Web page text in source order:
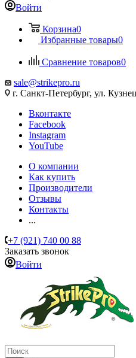
Войти
Корзина0
Избранные товары0
Сравнение товаров0
sale@strikepro.ru
г. Санкт-Петербург, ул.
Вконтакте
Facebook
Instagram
YouTube
О компании
Как купить
Производители
Отзывы
Контакты
...
+7 (921) 740 00 88
Заказать звонок
Войти